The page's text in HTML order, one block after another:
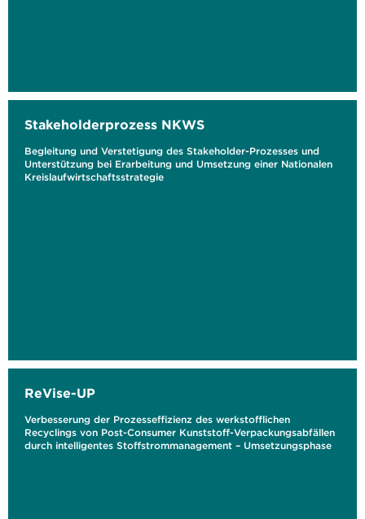
Stakeholderprozess NKWS
Begleitung und Verstetigung des Stakeholder-Prozesses und
Unterstützung bei Erarbeitung und Umsetzung einer Nationalen
Kreislaufwirtschaftsstrategie
ReVise-UP
Verbesserung der Prozesseffizienz des werkstofflichen
Recyclings von Post-Consumer Kunststoff-Verpackungsabfällen
durch intelligentes Stoffstrommanagement – Umsetzungsphase